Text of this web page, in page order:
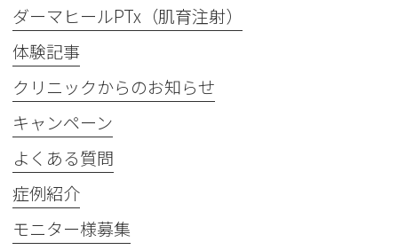
ダーマヒールPTx（肌育注射）
体験記事
クリニックからのお知らせ
キャンペーン
よくある質問
症例紹介
モニター様募集